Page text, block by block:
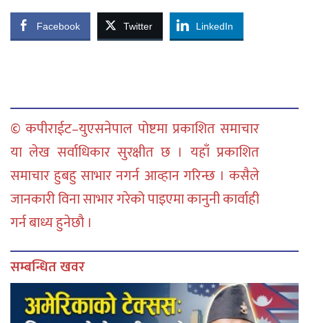
Facebook Twitter LinkedIn
© कपीराईट–युएसनेपाल पोष्टमा प्रकाशित समाचार
या लेख सर्वाधिकार सुरक्षीत छ । यहाँ प्रकाशित
समाचार हुबहु साभार नगर्न आव्हान गरिन्छ । कसैले
जानकारी विना साभार गरेको पाइएमा कानुनी कार्वाही
गर्न बाध्य हुनेछौ ।
सम्बन्धित खवर